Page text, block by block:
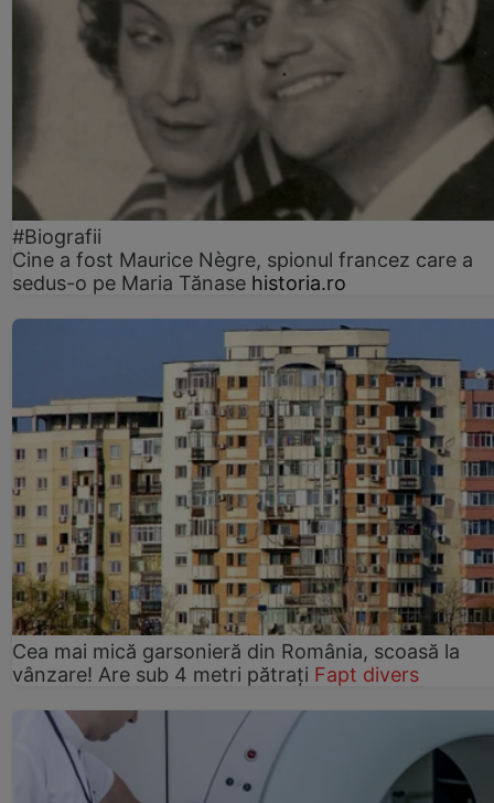
#Biografii
Cine a fost Maurice Nègre, spionul francez care a
sedus-o pe Maria Tănase historia.ro
Cea mai mică garsonieră din România, scoasă la
vânzare! Are sub 4 metri pătrați Fapt divers